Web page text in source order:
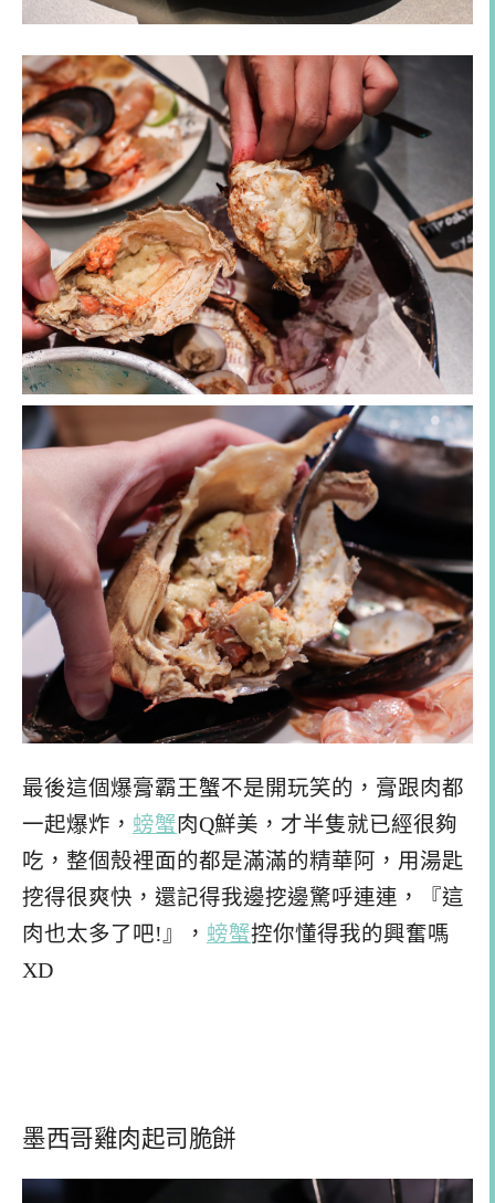
最後這個爆膏霸王蟹不是開玩笑的，膏跟肉都
一起爆炸， 螃蟹肉Q鮮美，才半隻就已經很夠
吃，整個殼裡面的都是滿滿的精華阿，用湯匙
挖得很爽快，還記得我邊挖邊驚呼連連，『這
肉也太多了吧!』， 螃蟹控你懂得我的興奮嗎
XD
墨西哥雞肉起司脆餅